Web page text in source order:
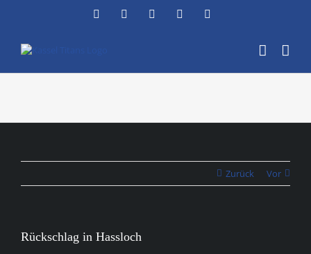
FacebookInstagramYouTubeFlickr
Zurück Vor
Rückschlag in Hassloch